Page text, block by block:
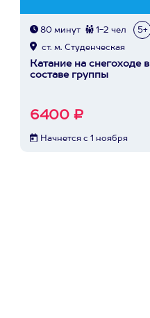
80 минут 1-2 чел 5+
ст. м. Студенческая
Катание на снегоходе в
составе группы
6400 ₽
Начнется с 1 ноября